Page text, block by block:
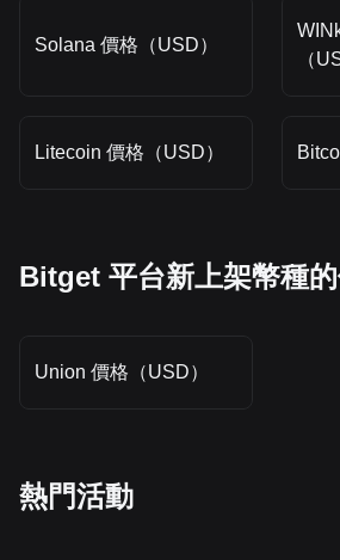
Solana 價格（USD）
（
Litecoin 價格（USD）
Bitget 平台新上架幣種
Union 價格（USD）
熱門活動